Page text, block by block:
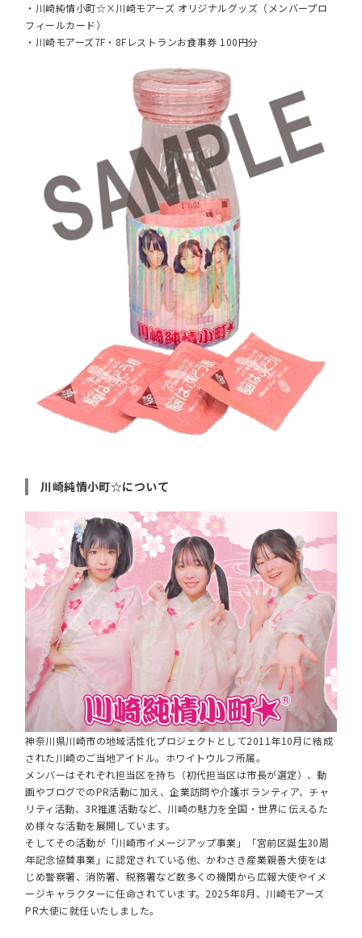
・川崎純情小町☆×川崎モアーズ オリジナルグッズ（メンバープロ
フィールカード）
・川崎モアーズ7F・8Fレストランお食事券 100円分
川崎純情小町☆について
神奈川県川崎市の地域活性化プロジェクトとして2011年10月に結成
された川崎のご当地アイドル。ホワイトウルフ所属。
メンバーはそれぞれ担当区を持ち（初代担当区は市長が選定）、動
画やブログでのPR活動に加え、企業訪問や介護ボランティア、チャ
リティ活動、3R推進活動など、川崎の魅力を全国・世界に伝えるた
め様々な活動を展開しています。
そしてその活動が「川崎市イメージアップ事業」「宮前区誕生30周
年記念協賛事業」に認定されている他、かわさき産業親善大使をは
じめ警察署、消防署、税務署など数多くの機関から広報大使やイメ
ージキャラクターに任命されています。2025年8月、川崎モアーズ
PR大使に就任いたしました。